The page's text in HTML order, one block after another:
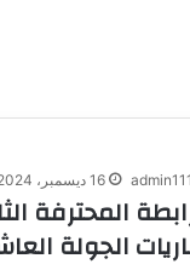
admin111 16 ديسمبر، 2024
المحترفة
الجولة